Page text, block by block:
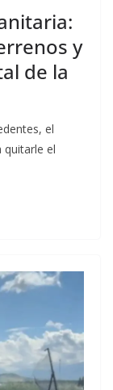
y
de la
el
quitarle el